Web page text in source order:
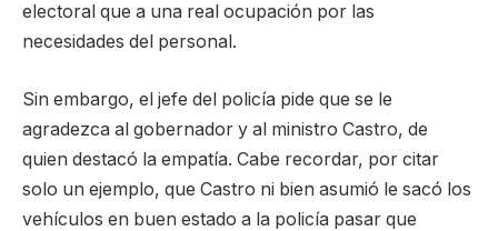
electoral que a una real ocupación por las
necesidades del personal.
Sin embargo, el jefe del policía pide que se le
agradezca al gobernador y al ministro Castro, de
quien destacó la empatía. Cabe recordar, por citar
solo un ejemplo, que Castro ni bien asumió le sacó los
vehículos en buen estado a la policía pasar que